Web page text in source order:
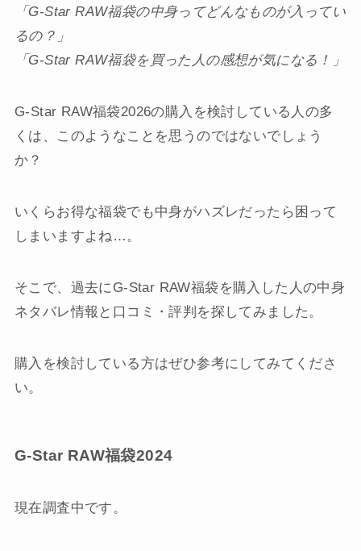
「G-Star RAW福袋の中身ってどんなものが入ってい
るの？」
「G-Star RAW福袋を買った人の感想が気になる！」
G-Star RAW福袋2026の購入を検討している人の多
くは、このようなことを思うのではないでしょう
か？
いくらお得な福袋でも中身がハズレだったら困って
しまいますよね…。
そこで、過去にG-Star RAW福袋を購入した人の中身
ネタバレ情報と口コミ・評判を探してみました。
購入を検討している方はぜひ参考にしてみてくださ
い。
G-Star RAW福袋2024
現在調査中です。